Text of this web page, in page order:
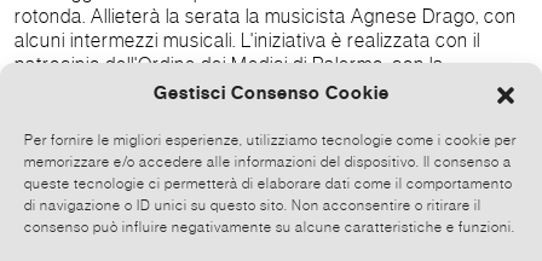
Gestisci Consenso Cookie
Per fornire le migliori esperienze, utilizziamo tecnologie come i cookie per
memorizzare e/o accedere alle informazioni del dispositivo. Il consenso a
queste tecnologie ci permetterà di elaborare dati come il comportamento
di navigazione o ID unici su questo sito. Non acconsentire o ritirare il
consenso può influire negativamente su alcune caratteristiche e funzioni.
rotonda. Allieterà la serata la musicista Agnese Drago, con
alcuni intermezzi musicali. L'iniziativa è realizzata con il
patrocinio dell'Ordine dei Medici di Palermo, con la
sponsorizzazione del Collegio universitario "Lorenzo Valla"
Saronno (VA), la casa editrice People & Humanities, la
Galleria La Piana Arte Contemporanea e il Comitato Civico
"Cominciamo dal quartiere" di Palermo. La mostra
proseguirà fino al 23 aprile e potrà essere visitata martedì e
giovedì dalle ore 15,00 alle 18,00; gli altri giorni su